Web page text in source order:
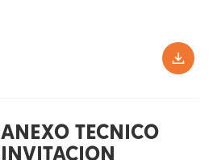
ANEXO TECNICO
INVITACION